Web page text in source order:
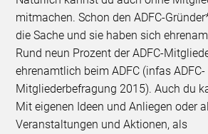
mitmachen. Schon den ADFC-
die Sache und sie haben sich
Rund neun Prozent der ADFC-
ehrenamtlich beim ADFC (infas ADFC-
Mitgliederbefragung 2015). Auch du
Mit eigenen Ideen und Anliegen oder
Veranstaltungen und Aktionen, als